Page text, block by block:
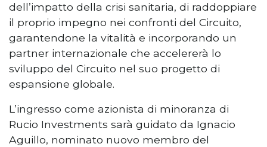
dell’impatto della crisi sanitaria, di raddoppiare
il proprio impegno nei confronti del Circuito,
garantendone la vitalità e incorporando un
partner internazionale che accelererà lo
sviluppo del Circuito nel suo progetto di
espansione globale.
L’ingresso come azionista di minoranza di
Rucio Investments sarà guidato da Ignacio
Aguillo, nominato nuovo membro del